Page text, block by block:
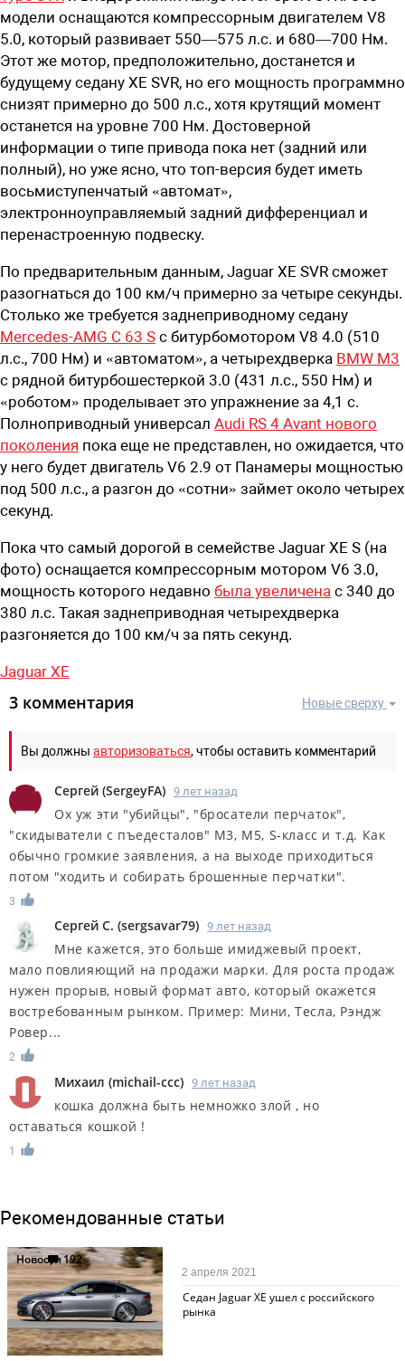
модели оснащаются компрессорным двигателем V8
5.0, который развивает 550—575 л.с. и 680—700 Нм.
Этот же мотор, предположительно, достанется и
будущему седану XE SVR, но его мощность программно
снизят примерно до 500 л.с., хотя крутящий момент
останется на уровне 700 Нм. Достоверной
информации о типе привода пока нет (задний или
полный), но уже ясно, что топ-версия будет иметь
восьмиступенчатый «автомат»,
электронноуправляемый задний дифференциал и
перенастроенную подвеску.
По предварительным данным, Jaguar XE SVR сможет
разогнаться до 100 км/ч примерно за четыре секунды.
Столько же требуется заднеприводному седану
Mercedes-AMG C 63 S с битурбомотором V8 4.0 (510
л.с., 700 Нм) и «автоматом», а четырехдверка BMW M3
с рядной битурбошестеркой 3.0 (431 л.с., 550 Нм) и
«роботом» проделывает это упражнение за 4,1 с.
Полноприводный универсал Audi RS 4 Avant нового
поколения пока еще не представлен, но ожидается, что
у него будет двигатель V6 2.9 от Панамеры мощностью
под 500 л.с., а разгон до «сотни» займет около четырех
секунд.
Пока что самый дорогой в семействе Jaguar XE S (на
фото) оснащается компрессорным мотором V6 3.0,
мощность которого недавно была увеличена с 340 до
380 л.с. Такая заднеприводная четырехдверка
разгоняется до 100 км/ч за пять секунд.
Jaguar XE
Новые сверху
3 комментария
Вы должны авторизоваться, чтобы оставить комментарий
Сергей (SergeyFA) 9 лет назад
Ох уж эти "убийцы", "бросатели перчаток",
"скидыватели с пъедесталов" М3, М5, S-класс и т.д. Как
обычно громкие заявления, а на выходе приходиться
потом "ходить и собирать брошенные перчатки".
3
Сергей С. (sergsavar79) 9 лет назад
Мне кажется, это больше имиджевый проект,
мало повлияющий на продажи марки. Для роста продаж
нужен прорыв, новый формат авто, который окажется
востребованным рынком. Пример: Мини, Тесла, Рэндж
Ровер...
2
Михаил (michail-ccc) 9 лет назад
кошка должна быть немножко злой , но
оставаться кошкой !
1
Рекомендованные статьи
Новости192
Седан Jaguar XE ушел с российского
рынка
2 апреля 2021